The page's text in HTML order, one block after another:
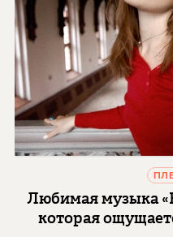
Любимая музыка
которая